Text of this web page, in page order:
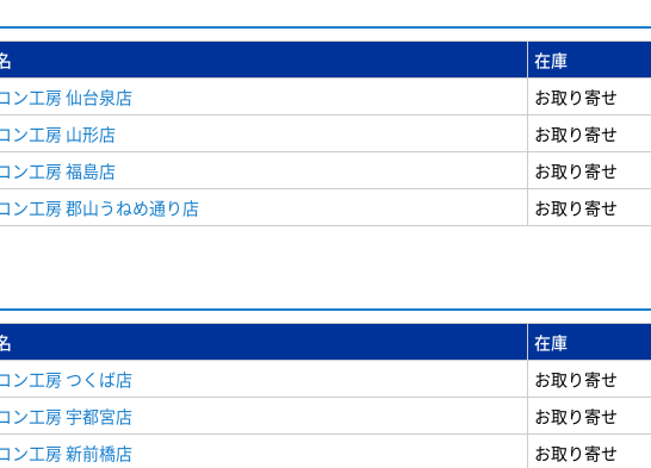
在庫
ン工房 仙台泉店
お取り寄せ
ン工房 山形店
お取り寄せ
ン工房 福島店
お取り寄せ
ン工房 郡山うねめ通り店 お取り寄せ
在庫
ン工房 つくば店
お取り寄せ
ン工房 宇都宮店
お取り寄せ
ン工房 新前橋店
お取り寄せ